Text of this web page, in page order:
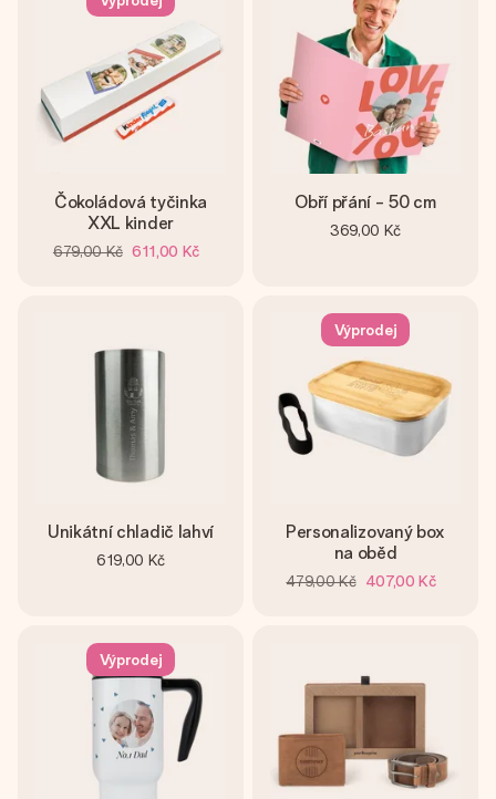
Čokoládová tyčinka
XXL kinder
679,00 Kč 611,00 Kč
Obří přání - 50 cm
369,00 Kč
Unikátní chladič lahví
619,00 Kč
Výprodej
Personalizovaný box
na oběd
479,00 Kč 407,00 Kč
Výprodej